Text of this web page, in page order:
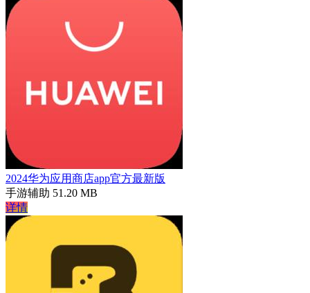
2024华为应用商店app官方最新版
手游辅助 51.20 MB
详情